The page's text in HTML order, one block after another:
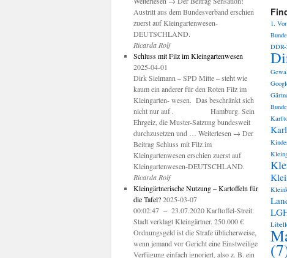
Austritt aus dem Bundesverband erschien
zuerst auf Kleingartenwesen-
DEUTSCHLAND.
Ricarda Rolf
Schluss mit Filz im Kleingartenwesen
2025-04-01
Dirk Sielmann – SPD Mitte – steht wie
kaum ein anderer für den Roten Filz im
Kleingarten- wesen. Das beschränkt sich
nicht nur auf . Hamburg. Sein
Ehrgeiz, die Muster-Satzung bundesweit
durchzusetzen und … Weiterlesen → Der
Beitrag Schluss mit Filz im
Kleingartenwesen erschien zuerst auf
Kleingartenwesen-DEUTSCHLAND.
Ricarda Rolf
Kleingärtnerische Nutzung – Kartoffeln für
die Tafel? 2025-03-07
00:02:47 – 23.07.2020 Karftoffel-Streit:
Stadt verklagt Kleingärtner. 250.000 €
Ordnungsgeld ist die Strafe üblicherweise,
wenn jemand vor Gericht eine Einstweilige
Verfügung einfach ignoriert, also z. B. ein
1.